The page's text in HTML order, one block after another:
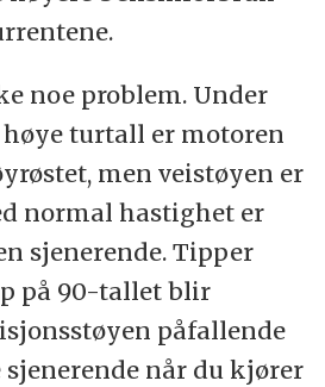
noe problem. Under
turtall er motoren
men veistøyen er
normal hastighet er
sjenerende. Tipper
på 90-tallet blir
påfallende
sjenerende når du kjører